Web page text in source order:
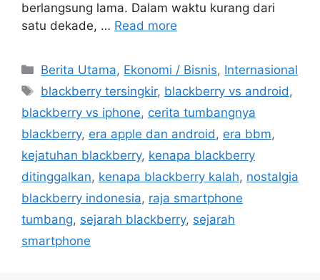
berlangsung lama. Dalam waktu kurang dari
satu dekade, … Read more
C
a
e
g
o
r
i
s
Berita Utama, Ekonomi / Bisnis, Internasional
T
a
s
blackberry tersingkir, blackberry vs android,
blackberry vs iphone, cerita tumbangnya
blackberry, era apple dan android, era bbm,
kejatuhan blackberry, kenapa blackberry
ditinggalkan, kenapa blackberry kalah, nostalgia
blackberry indonesia, raja smartphone
tumbang, sejarah blackberry, sejarah
smartphone